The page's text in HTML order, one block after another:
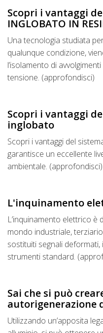
Scopri i vantaggi
INGLOBATO IN
Una tecnologia studiata
qualunque condizione,
l’isolamento di
tensione. (approfondisci)
Scopri i vantaggi
inglobato
Scopri i vantaggi del
garantisce un eccellente
ambientale. (approfondisci)
L'inquinamento
L’inquinamento elettrico
mondo industriale,
sostituiti segnali
strumenti standard.
Sai che si può
autorigenerazione
Utilizzando un’apposita